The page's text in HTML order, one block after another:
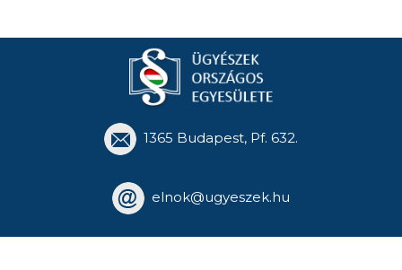
1365 Budapest, Pf. 632.
elnok@ugyeszek.hu